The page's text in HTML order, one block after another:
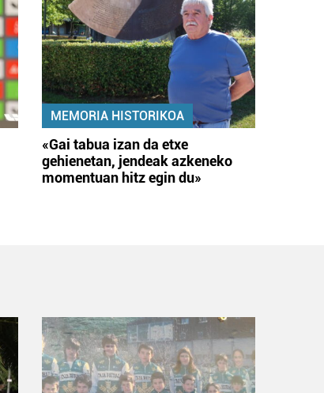
MEMORIA HISTORIKOA
«Gai tabua izan da etxe
gehienetan, jendeak azkeneko
momentuan hitz egin du»